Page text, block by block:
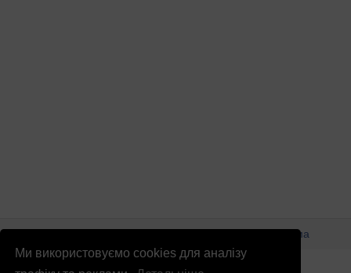
Ми використовуємо cookies для аналізу
© Патріоти України 2026 Правова інформація
Реклама
info@patrioty.org.ua